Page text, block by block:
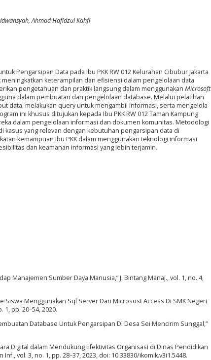
Ahmad Hafidzul Kahfi
Pengarsipan Data pada Ibu PKK RW 012 Kelurahan Cibubur Jakarta
keterampilan dan efisiensi dalam pengelolaan data
pengetahuan dan praktik langsung dalam menggunakan Microsoft
dalam pembuatan dan pengelolaan database. Melalui pelatihan
data, melakukan query untuk mengambil informasi, serta mengelola
ini khusus ditujukan kepada Ibu PKK RW 012 Taman Kampung
dalam pengelolaan informasi dan dokumen komunitas. Metodologi
kasus yang relevan dengan kebutuhan pengarsipan data di
kemampuan Ibu PKK dalam menggunakan teknologi informasi
dan keamanan informasi yang lebih terjamin.
Manajemen Sumber Daya Manusia,” J. Bintang Manaj., vol. 1, no. 4,
Siswa Menggunakan Sql Server Dan Microsost Access Di SMK Negeri
1, pp. 20–54, 2020.
Database Untuk Pengarsipan Di Desa Sei Mencirim Sunggal,”
Digital dalam Mendukung Efektivitas Organisasi di Dinas Pendidikan
vol. 3, no. 1, pp. 28–37, 2023, doi: 10.33830/ikomik.v3i1.5448.